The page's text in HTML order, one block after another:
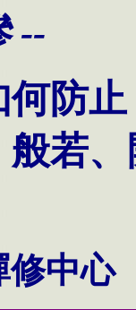
--
何防
、開
修中心